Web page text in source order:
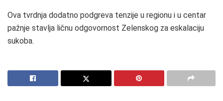
Ova tvrdnja dodatno podgreva tenzije u regionu i u centar
pažnje stavlja ličnu odgovornost Zelenskog za eskalaciju
sukoba.